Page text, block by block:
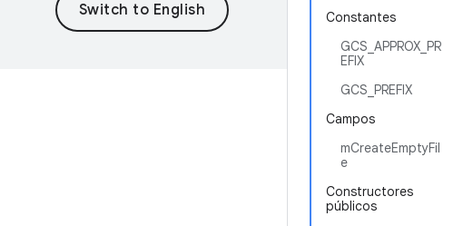
Constantes
GCS_APPROX_PR
EFIX
GCS_PREFIX
Campos
mCreateEmptyFil
e
Constructores
públicos